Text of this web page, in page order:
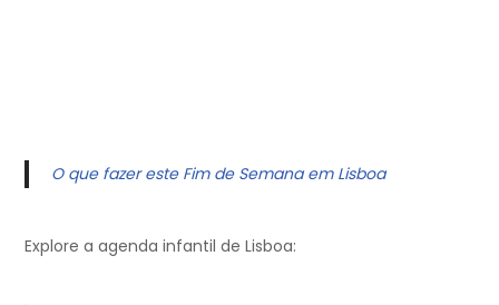
O que fazer este Fim de Semana em Lisboa
Explore a agenda infantil de Lisboa: